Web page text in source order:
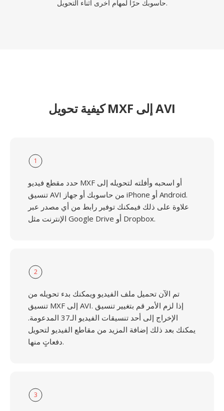
حاسوبك حرًا لمهام أخرى أثناء التحويل.
كيفية تحويل MXF إلى AVI
1
حدد مقطع فيديو MXF أو اسحبه وأفلته لتحويله إلى
تنسيق AVI من حاسوبك أو جهاز iPhone أو Android.
علاوة على ذلك فيمكنك توفير رابط من أي مصدر عبر
الإنترنت مثل Google Drive أو Dropbox.
2
تم الآن تحميل ملف الفيديو ويمكنك بدء تحويله من
تنسيق MXF إلى AVI. إذا لزم الأمر قم بتغيير تنسيق
الإخراج إلى أحد تنسيقات الفيديو الـ37 المدعومة.
يمكنك بعد ذلك إضافة المزيد من مقاطع الفيديو لتحويل
دفعاتٍ منها.
3